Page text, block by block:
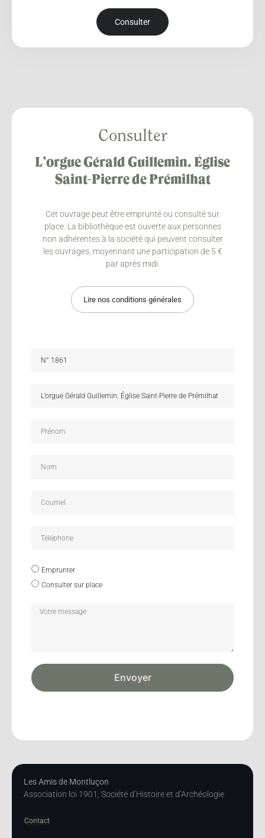
Consulter
Consulter
L’orgue Gérald Guillemin. Église
Saint-Pierre de Prémilhat
Cet ouvrage peut être emprunté ou consulté sur
place. La bibliothèque est ouverte aux personnes
non adhérentes à la société qui peuvent consulter
les ouvrages, moyennant une participation de 5 €
par après midi.
Lire nos conditions générales
Emprunter
Consulter sur place
Envoyer
Les Amis de Montluçon
Association loi 1901, Société d’Histoire et d’Archéologie
Contact